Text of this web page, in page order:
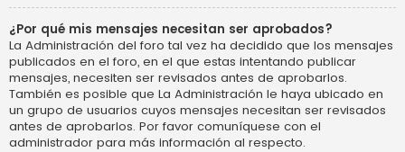
¿Por qué mis mensajes necesitan ser aprobados?
La Administración del foro tal vez ha decidido que los mensajes
publicados en el foro, en el que estas intentando publicar
mensajes, necesiten ser revisados antes de aprobarlos.
También es posible que La Administración le haya ubicado en
un grupo de usuarios cuyos mensajes necesitan ser revisados
antes de aprobarlos. Por favor comuníquese con el
administrador para más información al respecto.